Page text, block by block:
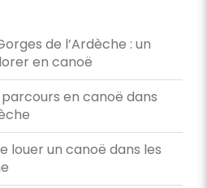
de l’Ardèche : un
en canoë
en canoë dans
louer un canoë dans les